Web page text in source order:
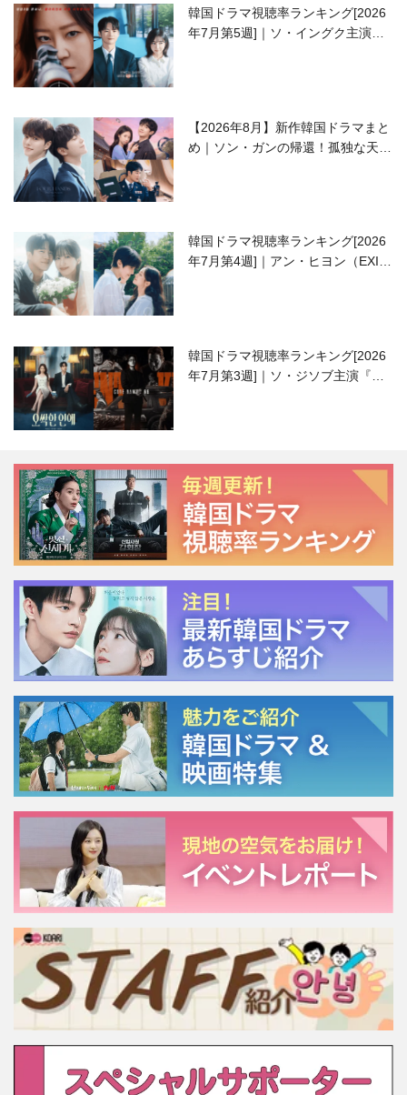
韓国ドラマ視聴率ランキング[2026
年7月第5週]｜ソ・イングク主演の
【2026年8月】新作韓国ドラマまと
め｜ソン・ガンの帰還！孤独な天才
韓国ドラマ視聴率ランキング[2026
年7月第4週]｜アン・ヒヨン（EXID
韓国ドラマ視聴率ランキング[2026
年7月第3週]｜ソ・ジソブ主演『エ